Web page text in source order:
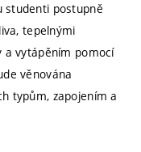
studenti postupně
tepelnými
a vytápěním pomocí
věnována
typům, zapojením a